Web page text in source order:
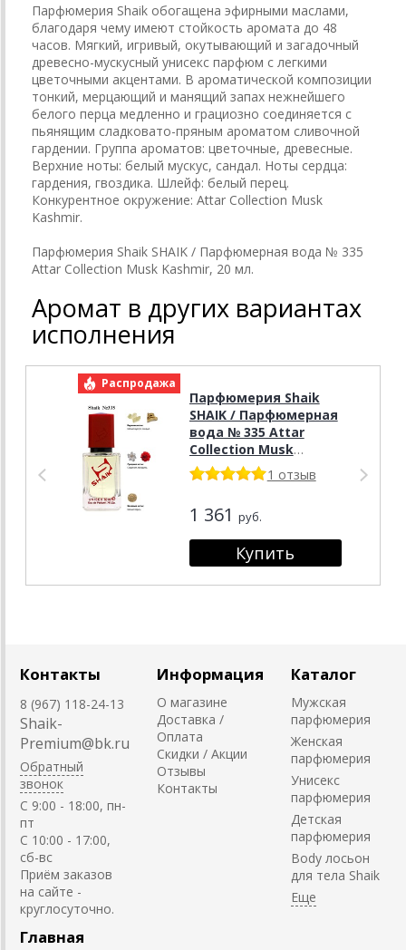
Парфюмерия Shaik обогащена эфирными маслами,
благодаря чему имеют стойкость аромата до 48
часов. Мягкий, игривый, окутывающий и загадочный
древесно-мускусный унисекс парфюм с легкими
цветочными акцентами. В ароматической композиции
тонкий, мерцающий и манящий запах нежнейшего
белого перца медленно и грациозно соединяется с
пьянящим сладковато-пряным ароматом сливочной
гардении. Группа ароматов: цветочные, древесные.
Верхние ноты: белый мускус, сандал. Ноты сердца:
гардения, гвоздика. Шлейф: белый перец.
Конкурентное окружение: Attar Collection Musk
Kashmir.
Парфюмерия Shaik SHAIK / Парфюмерная вода № 335
Attar Collection Musk Kashmir, 20 мл.
Аромат в других вариантах
исполнения
Распродажа
Парфюмерия Shaik
SHAIK / Парфюмерная
вода № 335 Attar
Collection Musk
Kashmir 50 мл.1 отзыв
1 361 руб.
Контакты
8 (967) 118-24-13
Shaik-
Premium@bk.ru
Обратный
звонок
C 9:00 - 18:00, пн-
пт
С 10:00 - 17:00,
сб-вс
Приём заказов
на сайте -
круглосуточно.
Информация
О магазине
Доставка /
Оплата
Скидки / Акции
Отзывы
Контакты
Каталог
Мужская
парфюмерия
Женская
парфюмерия
Унисекс
парфюмерия
Детская
парфюмерия
Body лосьон
для тела Shaik
Главная